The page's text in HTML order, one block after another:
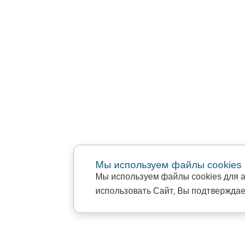
Мы используем файлы cookies
Мы используем файлы cookies для
использовать Сайт, Вы